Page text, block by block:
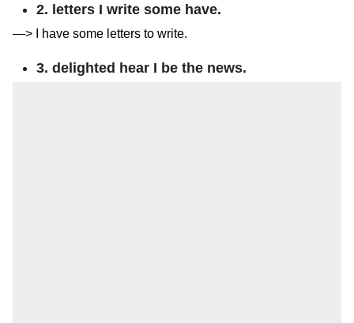
2. letters I write some have.
—> I have some letters to write.
3. delighted hear I be the news.